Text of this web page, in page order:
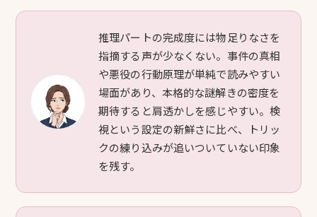
推理パートの完成度には物足りなさを
指摘する声が少なくない。事件の真相
や悪役の行動原理が単純で読みやすい
場面があり、本格的な謎解きの密度を
期待すると肩透かしを感じやすい。検
視という設定の新鮮さに比べ、トリッ
クの練り込みが追いついていない印象
を残す。